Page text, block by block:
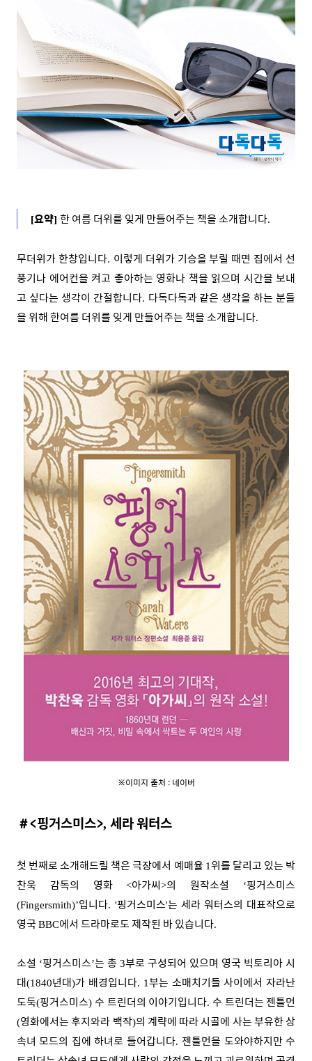
[요약] 한 여름 더위를 잊게 만들어주는 책을 소개합니다.
무더위가 한창입니다. 이렇게 더위가 기승을 부릴 때면 집에서 선
풍기나 에어컨을 켜고 좋아하는 영화나 책을 읽으며 시간을 보내
고 싶다는 생각이 간절합니다. 다독다독과 같은 생각을 하는 분들
을 위해 한여름 더위를 잊게 만들어주는 책을 소개합니다.
※이미지 출처 : 네이버
＃<핑거스미스>, 세라 워터스
첫 번째로 소개해드릴 책은 극장에서 예매율 1위를 달리고 있는 박
찬욱 감독의 영화<아가씨>의 원작소설 ‘핑거스미스
(Fingersmith)’입니다. '핑거스미스'는 세라 워터스의 대표작으로
영국 BBC에서 드라마로도 제작된 바 있습니다.
소설 ‘핑거스미스’는 총 3부로 구성되어 있으며 영국 빅토리아 시
대(1840년대)가 배경입니다. 1부는 소매치기들 사이에서 자라난
도둑(핑거스미스)수 트린더의 이야기입니다.수 트린더는 젠틀먼
(영화에서는 후지와라 백작)의 계략에 따라 시골에 사는 부유한 상
속녀 모드의 집에 하녀로 들어갑니다. 젠틀먼을 도와야하지만 수